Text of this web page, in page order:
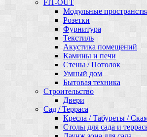
FIT-OUT
Модульные
Розетки
Фурнитура
Текстиль
Акустика помещений
Камины и печи
Стены / Потолок
Умный дом
Бытовая техника
Строительство
Двери
Сад / Терраса
Кресла / Табуреты /
Столы для сада и